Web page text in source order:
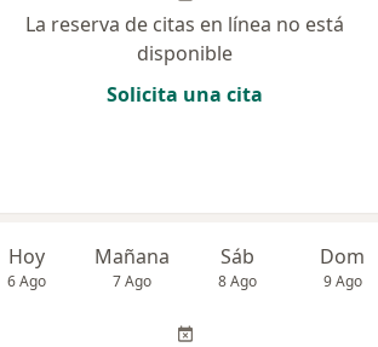
La reserva de citas en línea no está
disponible
Solicita una cita
Hoy
6 Ago
Mañana
7 Ago
Sáb
8 Ago
Dom
9 Ago